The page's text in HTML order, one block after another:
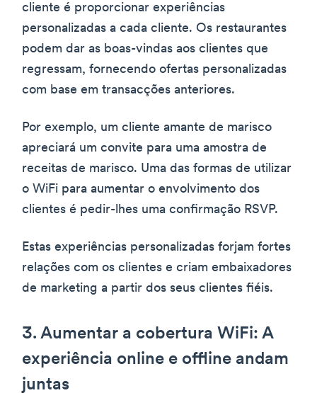
cliente é proporcionar experiências
personalizadas a cada cliente. Os restaurantes
podem dar as boas-vindas aos clientes que
regressam, fornecendo ofertas personalizadas
com base em transacções anteriores.
Por exemplo, um cliente amante de marisco
apreciará um convite para uma amostra de
receitas de marisco. Uma das formas de utilizar
o WiFi para aumentar o envolvimento dos
clientes é pedir-lhes uma confirmação RSVP.
Estas experiências personalizadas forjam fortes
relações com os clientes e criam embaixadores
de marketing a partir dos seus clientes fiéis.
3. Aumentar a cobertura WiFi: A
experiência online e offline andam
juntas